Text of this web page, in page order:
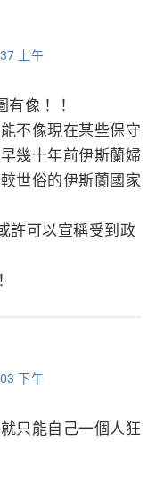
上午
像！！
不像現在某些保守
幾十年前伊斯蘭婦
世俗的伊斯蘭國家
許可以宣稱受到政
下午
只能自己一個人狂